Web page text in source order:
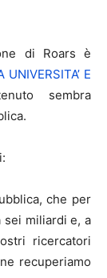
di Roars è
UNIVERSITA’ E
sembra
che per
sei miliardi e, a
ricercatori
recuperiamo